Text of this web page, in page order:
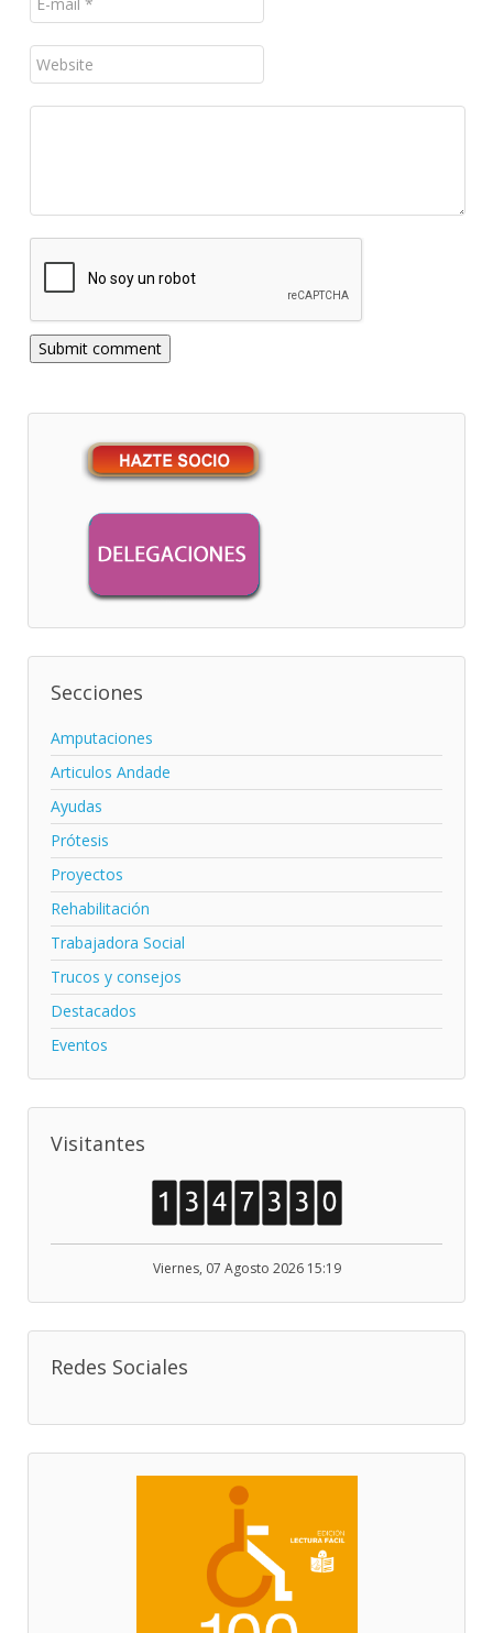
Secciones
Amputaciones
Articulos Andade
Ayudas
Prótesis
Proyectos
Rehabilitación
Trabajadora Social
Trucos y consejos
Destacados
Eventos
Visitantes
Viernes, 07 Agosto 2026 15:19
Redes Sociales